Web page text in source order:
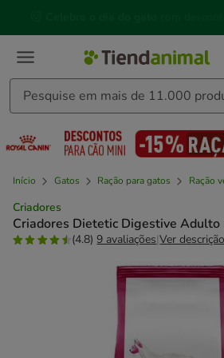
mensagem,
Início Gatos Ração para gatos Ração
Criadores
Criadores Dietetic Digestive Adulto
(4.8)9 avaliações|Ver descrição